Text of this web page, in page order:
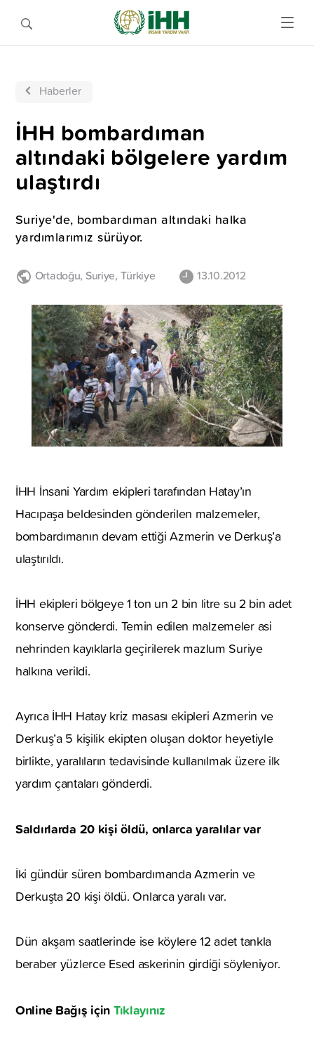
Haberler
İHH bombardıman
altındaki bölgelere yardım
ulaştırdı
Suriye'de, bombardıman altındaki halka
yardımlarımız sürüyor.
Ortadoğu, Suriye, Türkiye 13.10.2012
İHH İnsani Yardım ekipleri tarafından Hatay’ın
Hacıpaşa beldesinden gönderilen malzemeler,
bombardımanın devam ettiği Azmerin ve Derkuş’a
ulaştırıldı.
İHH ekipleri bölgeye 1 ton un 2 bin litre su 2 bin adet
konserve gönderdi. Temin edilen malzemeler asi
nehrinden kayıklarla geçirilerek mazlum Suriye
halkına verildi.
Ayrıca İHH Hatay kriz masası ekipleri Azmerin ve
Derkuş’a 5 kişilik ekipten oluşan doktor heyetiyle
birlikte, yaralıların tedavisinde kullanılmak üzere ilk
yardım çantaları gönderdi.
Saldırlarda 20 kişi öldü, onlarca yaralılar var
İki gündür süren bombardımanda Azmerin ve
Derkuşta 20 kişi öldü. Onlarca yaralı var.
Dün akşam saatlerinde ise köylere 12 adet tankla
beraber yüzlerce Esed askerinin girdiği söyleniyor.
Online Bağış içinTıklayınız